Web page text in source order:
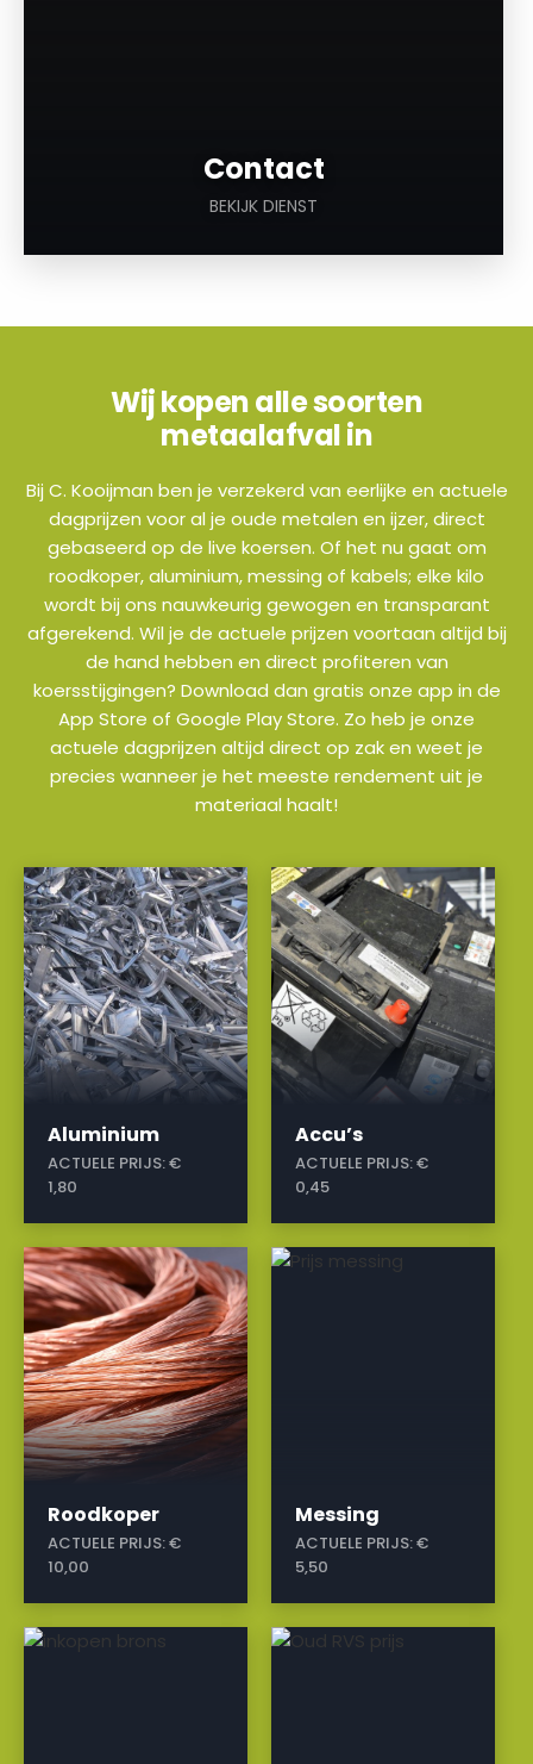
Contact
BEKIJK DIENST
Wij kopen alle soorten
metaalafval in
Bij C. Kooijman ben je verzekerd van eerlijke en actuele
dagprijzen voor al je oude metalen en ijzer, direct
gebaseerd op de live koersen. Of het nu gaat om
roodkoper, aluminium, messing of kabels; elke kilo
wordt bij ons nauwkeurig gewogen en transparant
afgerekend. Wil je de actuele prijzen voortaan altijd bij
de hand hebben en direct profiteren van
koersstijgingen? Download dan gratis onze app in de
App Store of Google Play Store. Zo heb je onze
actuele dagprijzen altijd direct op zak en weet je
precies wanneer je het meeste rendement uit je
materiaal haalt!
Aluminium
ACTUELE PRIJS:€
1,80
a
Accu’s
ACTUELE PRIJS:€
0,45
a
Roodkoper
ACTUELE PRIJS:€
10,00
a
Messing
ACTUELE PRIJS:€
5,50
a
a a